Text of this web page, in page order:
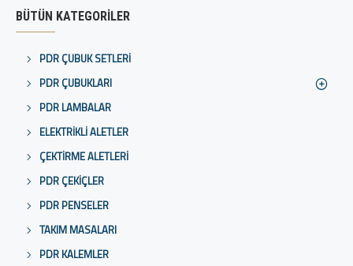
BÜTÜN KATEGORILER
PDR ÇUBUK SETLERI
PDR ÇUBUKLARI
PDR LAMBALAR
ELEKTRIKLI ALETLER
ÇEKTIRME ALETLERI
PDR ÇEKIÇLER
PDR PENSELER
TAKIM MASALARI
PDR KALEMLER